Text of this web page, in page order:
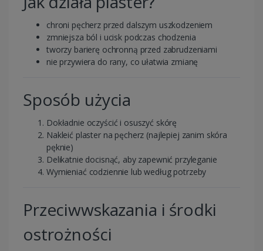
chroni pęcherz przed dalszym uszkodzeniem
zmniejsza ból i ucisk podczas chodzenia
tworzy barierę ochronną przed zabrudzeniami
nie przywiera do rany, co ułatwia zmianę
Sposób użycia
Dokładnie oczyścić i osuszyć skórę
Nakleić plaster na pęcherz (najlepiej zanim skóra
pęknie)
Delikatnie docisnąć, aby zapewnić przyleganie
Wymieniać codziennie lub według potrzeby
Przeciwwskazania i środki
ostrożności